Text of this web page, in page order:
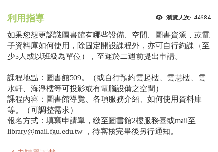
瀏覽人次: 44684
利用指導
如果您想更認識圖書館有哪些設備、空間、圖書資源，或電
子資料庫如何使用，除固定開設課程外，亦可自行約課（至
少3人或以班級為單位），至遲於二週前提出申請。
課程地點：圖書館509。（或自行預約雲起樓、雲慧樓、雲
水軒、海淨樓等可投影或有電腦設備之空間）
課程內容：圖書館導覽、各項服務介紹、如何使用資料庫
等。（可調整需求）
報名方式：填寫申請單，繳至圖書館2樓服務臺或mail至
library@mail.fgu.edu.tw ，待審核完畢後另行通知。